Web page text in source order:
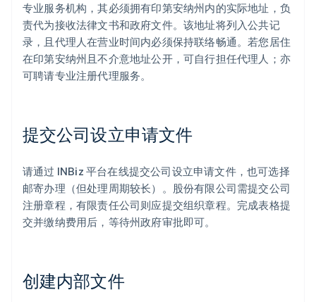
专业服务机构，其必须拥有印第安纳州内的实际地址，负
责代为接收法律文书和政府文件。该地址将列入公共记
录，且代理人在营业时间内必须保持联络畅通。若您居住
在印第安纳州且不介意地址公开，可自行担任代理人；亦
可聘请专业注册代理服务。
提交公司设立申请文件
请通过 INBiz 平台在线提交公司设立申请文件，也可选择
邮寄办理（但处理周期较长）。股份有限公司需提交公司
注册章程，有限责任公司则应提交组织章程。完成表格提
交并缴纳费用后，等待州政府审批即可。
创建内部文件